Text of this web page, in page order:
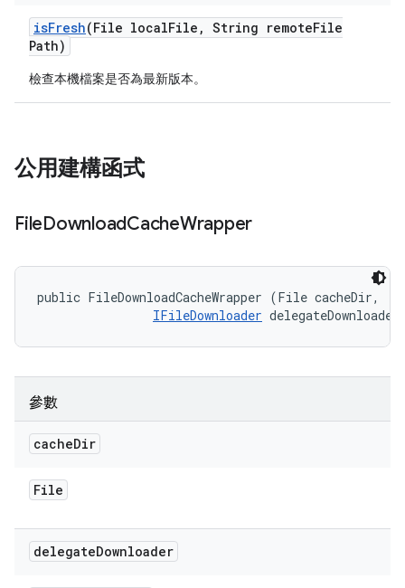
isFresh(File localFile , String remoteFile
Path)
檢查本機檔案是否為最新版本。
公用建構函式
FileDownloadCacheWrapper
public FileDownloadCacheWrapper (File cacheDir,
IFileDownloader
參數
cacheDir
File
delegateDownloader